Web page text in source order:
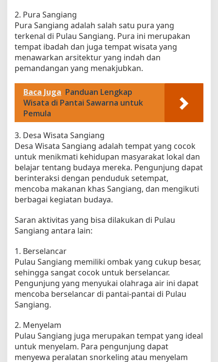
2. Pura Sangiang
Pura Sangiang adalah salah satu pura yang
terkenal di Pulau Sangiang. Pura ini merupakan
tempat ibadah dan juga tempat wisata yang
menawarkan arsitektur yang indah dan
pemandangan yang menakjubkan.
Baca Juga Panduan Lengkap
Wisata di Pantai Sawarna untuk
Pemula
3. Desa Wisata Sangiang
Desa Wisata Sangiang adalah tempat yang cocok
untuk menikmati kehidupan masyarakat lokal dan
belajar tentang budaya mereka. Pengunjung dapat
berinteraksi dengan penduduk setempat,
mencoba makanan khas Sangiang, dan mengikuti
berbagai kegiatan budaya.
Saran aktivitas yang bisa dilakukan di Pulau
Sangiang antara lain:
1. Berselancar
Pulau Sangiang memiliki ombak yang cukup besar,
sehingga sangat cocok untuk berselancar.
Pengunjung yang menyukai olahraga air ini dapat
mencoba berselancar di pantai-pantai di Pulau
Sangiang.
2. Menyelam
Pulau Sangiang juga merupakan tempat yang ideal
untuk menyelam. Para pengunjung dapat
menyewa peralatan snorkeling atau menyelam